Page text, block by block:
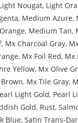
Nougat, Light
, Medium Azure,
, Medium Tan,
, Mx Charcoal Gray,
, Mx Foil Red, Mx
Yellow, Mx Olive
, Mx Tile Gray,
Light Gold, Pearl
Gold, Rust,
Blue, Satin Trans-